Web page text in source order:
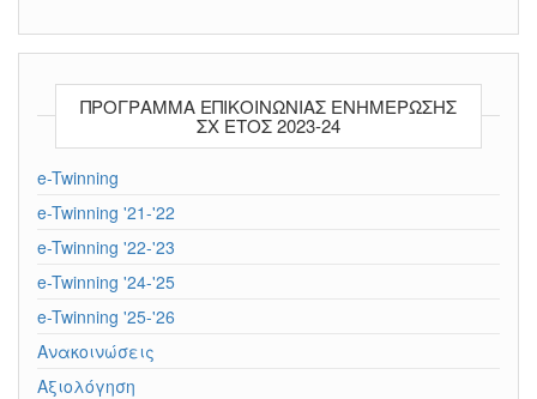
ΠΡΟΓΡΑΜΜΑ ΕΠΙΚΟΙΝΩΝΙΑΣ ΕΝΗΜΕΡΩΣΗΣ
ΣΧ ΕΤΟΣ 2023-24
e-Twinning
e-Twinning '21-'22
e-Twinning '22-'23
e-Twinning '24-'25
e-Twinning '25-'26
Ανακοινώσεις
Αξιολόγηση